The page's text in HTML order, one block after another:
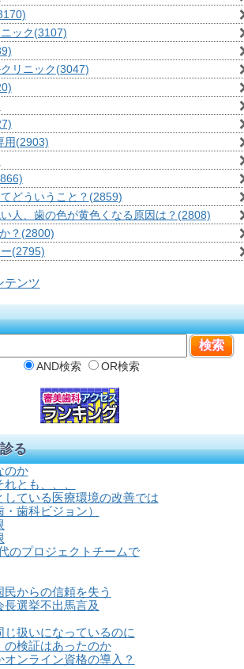
ック(3107)
リニック(3047)
用(2903)
どういうこと？ (2859)
人、歯の色が黄色くなる原因は？ (2808)
？ (2800)
(2795)
テンツ
AND検索 OR検索
る
のか
とも、、、
している医療環境の改善では
歯科ビジョン）
のプロジェクトチームで
からの信頼を失う
選挙不出馬言及
扱いになっているのに
の検証はあったのか
ンライン資格の導入？